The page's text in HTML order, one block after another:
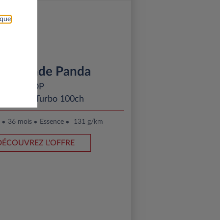
Grande Panda
POP
Essence Turbo 100ch
36 mois Essence 131 g/km
L'OFFRE